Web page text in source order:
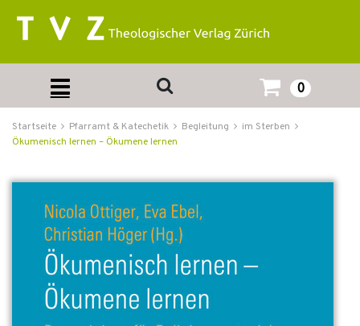
0
Startseite Pfarramt & Katechetik Begleitung
im Sterben
Ökumenisch lernen – Ökumene lernen